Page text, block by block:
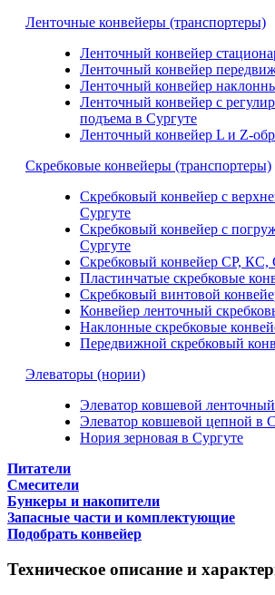
Ленточные конвейеры (транспортеры)
Ленточный конвейер
Ленточный конвейер
Ленточный конвейер
Ленточный конвейер с
подъема в Сургуте
Ленточный конвейер L и Z-
Скребковые конвейеры (транспортеры)
Скребковый конвейер с
Сургуте
Скребковый конвейер с
Сургуте
Скребковый конвейер СР,
Пластинчатые скребковые
Скребковый винтовой
Конвейер ленточный
Наклонные скребковые
Передвижной скребковый
Элеваторы (нории)
Элеватор ковшевой
Элеватор ковшевой цепной в
Нория зерновая в Сургуте
Питатели
Смесители
Бункеры и накопители
Запасные части и комплектующие
Подобрать конвейер
Техническое описание и